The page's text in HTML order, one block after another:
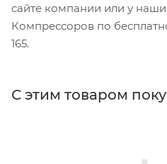
сайте компании или у
Компрессоров по
165.
С этим товаром